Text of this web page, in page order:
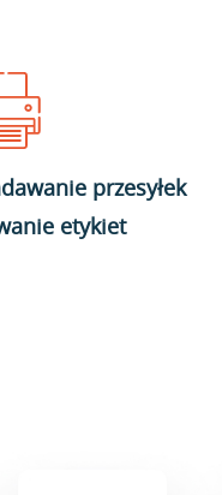
przesyłek
etykiet